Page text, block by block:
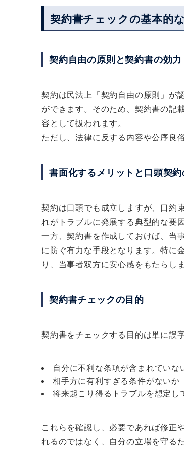
契約書チェックの基本的
契約自由の原則と契約書の効力
契約は民法上「契約自由の原則」が
ができます。そのため、契約書の記
容として扱われます。
ただし、法律に反する内容や公序良
書面化するメリットと口頭契約
契約は口頭でも成立しますが、口約
れがトラブルに発展する典型的な要
一方、契約書を作成しておけば、当
に防ぐ有力な手段となります。特に
り、当事者双方に安心感をもたらしま
契約書チェックの目的
契約書をチェックする目的は単に誤
自分に不利な条項が含まれていな
相手方に有利すぎる条件がないか
将来起こり得るトラブルを想定
これらを確認し、必要であれば修正
れるのではなく、自分の立場を守る